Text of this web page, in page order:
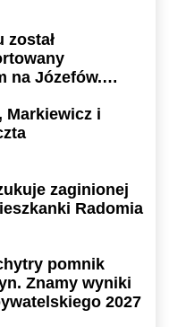
został
na Józefów.
Markiewicz i
zaginionej
Radomia
pomnik
Znamy wyniki
2027